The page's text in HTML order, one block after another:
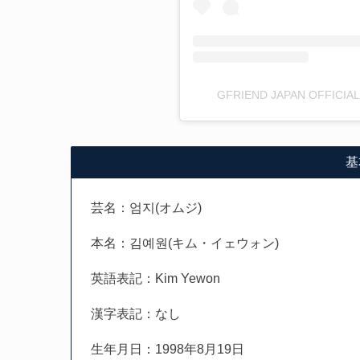
GFRIEND JAPAN
芸名：엄지(オムジ)
本名：김예원(キム・イェウォン)
英語表記：Kim Yewon
漢字表記：なし
生年月日：1998年8月19日